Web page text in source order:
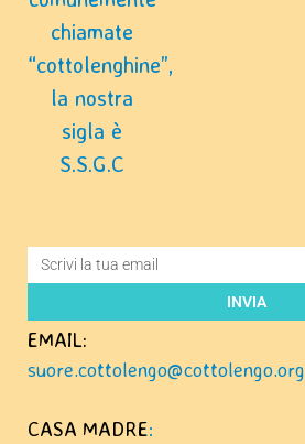
chiamate
“cottolenghine”,
la nostra
sigla è
S.S.G.C
INVIA
EMAIL:
suore.cottolengo@cottolengo.org
CASA MADRE: